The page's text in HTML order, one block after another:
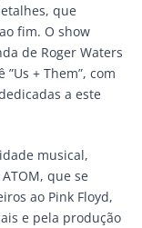
que
fim. O show
de Roger Waters
+ Them”, com
a este
musical,
que se
ao Pink Floyd,
e pela produção